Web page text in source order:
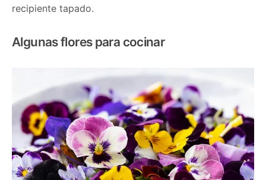
recipiente tapado.
Algunas flores para cocinar